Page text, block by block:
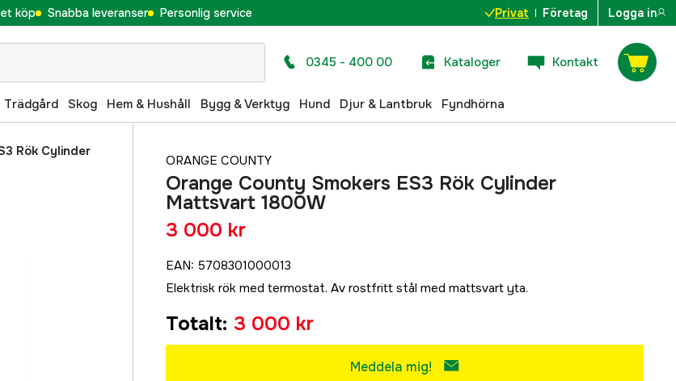
köp Snabba leveranser Personlig service Privat Företag Logga in
0345 - 400 00 Kataloger Kontakt
Trädgård Skog Hem & Hushåll Bygg & Verktyg Hund Djur & Lantbruk Fyndhörna
Rök Cylinder
ORANGE COUNTY
Orange County Smokers ES3 Rök Cylinder
Mattsvart 1800W
3 000 kr
EAN: 5708301000013
Elektrisk rök med termostat. Av rostfritt stål med mattsvart yta.
Totalt: 3 000 kr
Meddela mig!